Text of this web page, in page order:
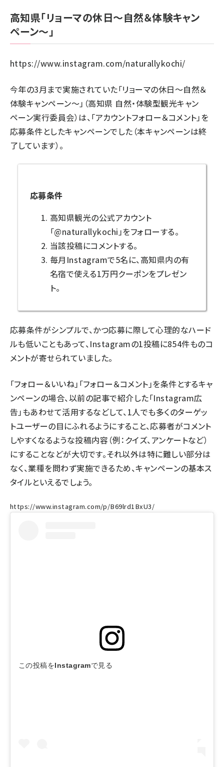
高知県「リョーマの休日～自然＆体験キャン
ペーン～」
https://www.instagram.com/naturallykochi/
今年の3月まで実施されていた「リョーマの休日～自然＆
体験キャンペーン～」（高知県 自然・体験型観光キャン
ペーン実行委員会）は、「アカウントフォロー＆コメント」を
応募条件としたキャンペーンでした（本キャンペーンは終
了しています）。
応募条件
高知県観光の公式アカウント
「@naturallykochi」をフォローする。
当該投稿にコメントする。
毎月Instagramで5名に、高知県内の有
名宿で使える1万円クーポンをプレゼン
ト。
応募条件がシンプルで、かつ応募に際して心理的なハード
ルも低いこともあって、Instagramの1投稿に854件ものコ
メントが寄せられていました。
「フォロー＆いいね」「フォロー＆コメント」を条件とするキャ
ンペーンの場合、以前の記事で紹介した「Instagram広
告」もあわせて活用するなどして、1人でも多くのターゲッ
トユーザーの目にふれるようにすること、応募者がコメント
しやすくなるような投稿内容（例：クイズ、アンケートなど）
にすることなどが大切です。それ以外は特に難しい部分は
なく、業種を問わず実施できるため、キャンペーンの基本ス
タイルといえるでしょう。
https://www.instagram.com/p/B69lrd1BxU3/
この投稿をInstagramで見る